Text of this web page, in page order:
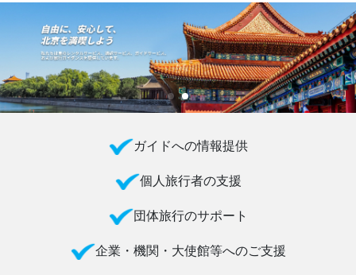
ガイドへの情報提供
個人旅行者の支援
団体旅行のサポート
企業・機関・大使館等へのご支援